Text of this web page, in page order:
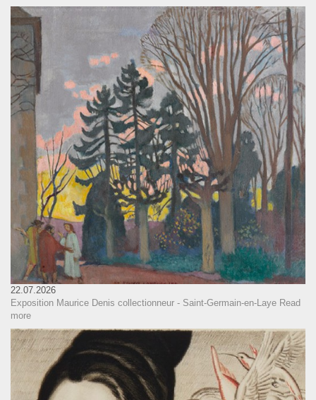
22.07.2026
Exposition Maurice Denis collectionneur - Saint-Germain-en-Laye Read
more